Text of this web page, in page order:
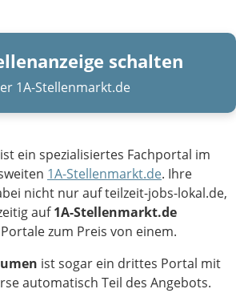
schalten
1A-Stellenmarkt.de
ein spezialisiertes Fachportal im
1A-Stellenmarkt.de. Ihre
nicht nur auf teilzeit-jobs-lokal.de,
auf1A-Stellenmarkt.de
zum Preis von einem.
ist sogar ein drittes Portal mit
automatisch Teil des Angebots.